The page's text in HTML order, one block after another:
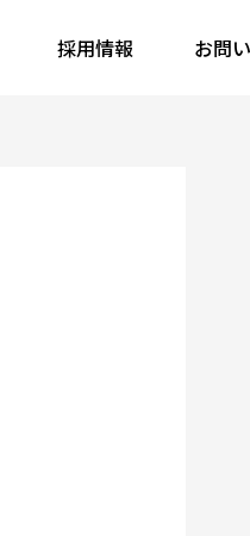
採用情報 お問